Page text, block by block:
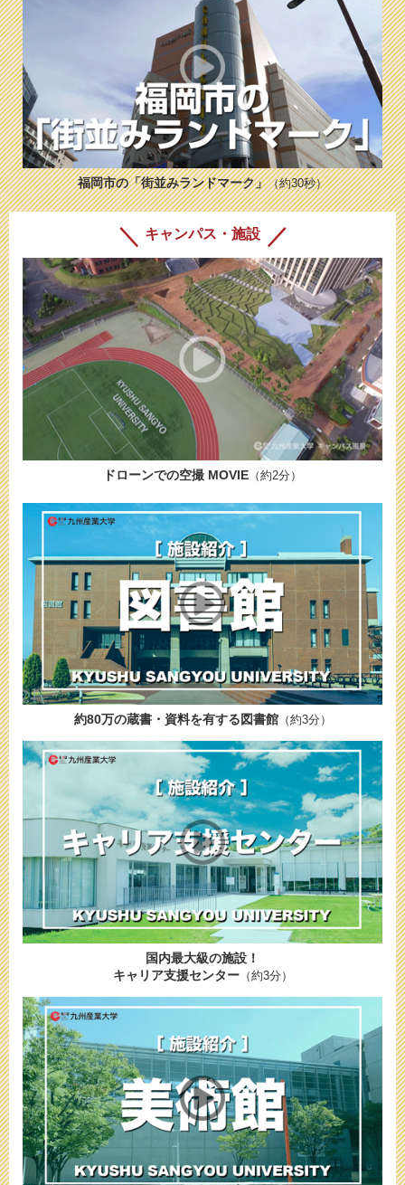
福岡市の「街並みランドマーク」（約30秒）
キャンパス・施設
ドローンでの空撮 MOVIE （約2分）
約80万の蔵書・資料を有する図書館（約3分）
国内最大級の施設！
キャリア支援センター（約3分）